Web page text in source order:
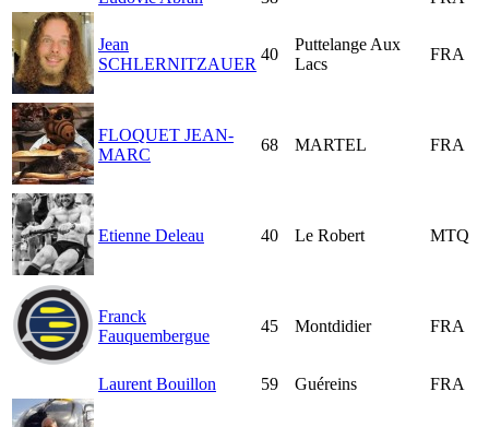
Jean
SCHLERNITZAUER
40
Puttelange Aux
Lacs
FRA
FLOQUET JEAN-
MARC
68 MARTEL FRA
Etienne Deleau 40 Le Robert MTQ
Franck
Fauquembergue
45 Montdidier FRA
Laurent Bouillon 59 Guéreins FRA